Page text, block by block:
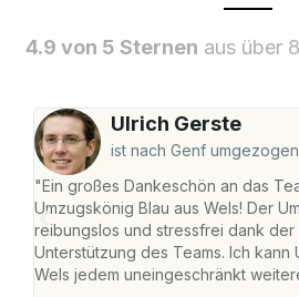
4.9 von 5 Sternen aus über
Ulrich Gerste
ist nach Genf umgezogen
"Ein großes Dankeschön an das
Umzugskönig Blau aus Wels! Der
reibungslos und stressfrei dank
Unterstützung des Teams. Ich kann
Wels jedem uneingeschränkt